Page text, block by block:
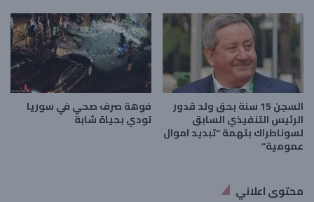
السجن 15 سنة بحق ولد قدور
الرئيس التنفيذي السابق
لسوناطراك بتهمة “تبديد اموال
عمومية”
فوهة صرف صحي في سوريا
تودي بحياة شابة
محتوى اعلاني